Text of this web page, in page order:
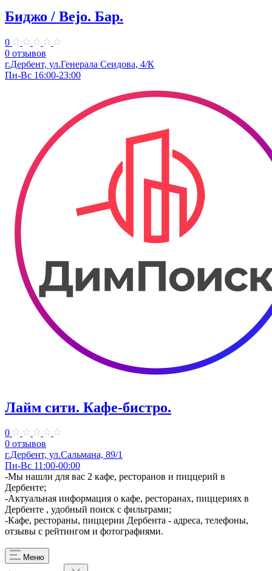
Биджо / Bejo. ​Бар.
0
0 отзывов
г.Дербент, ​ул.Генерала Сеидова, 4/К
Пн-Вс 16:00-23:00
Лайм сити. Кафе-бистро.
0
0 отзывов
г.Дербент, ул.Сальмана, 89/1
Пн-Вс 11:00-00:00
-Мы нашли для вас 2 кафе, ресторанов и пиццерий в
Дербенте;
-Актуальная информация о кафе, ресторанах, пиццериях в
Дербенте , удобный поиск с фильтрами;
-Кафе, рестораны, пиццерии Дербента - адреса, телефоны,
отзывы с рейтингом и фотографиями.
Меню